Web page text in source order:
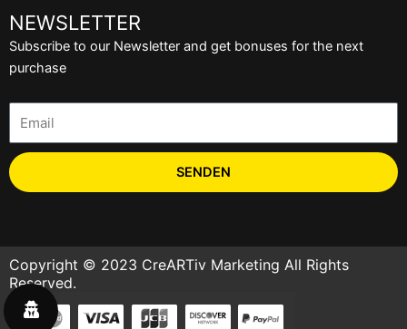
NEWSLETTER
Subscribe to our Newsletter and get bonuses for the next
purchase
SENDEN
Copyright © 2023 CreARTiv Marketing All Rights
Reserved.